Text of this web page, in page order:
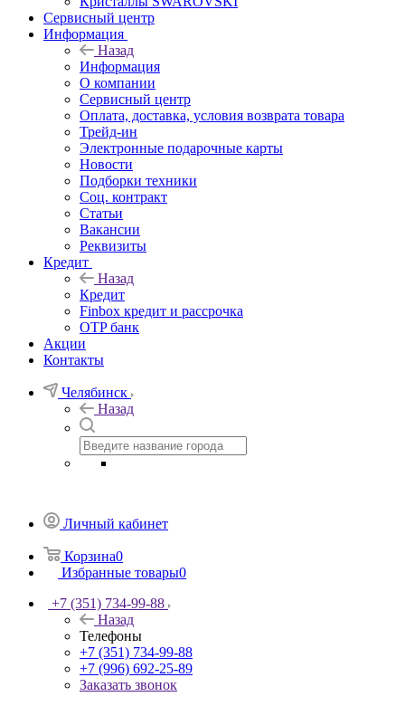
Сервисный центр
Информация
Назад
Информация
О компании
Сервисный центр
Оплата, доставка, условия возврата товара
Трейд-ин
Электронные подарочные карты
Новости
Подборки техники
Соц. контракт
Статьи
Вакансии
Реквизиты
Кредит
Назад
Кредит
Finbox кредит и рассрочка
OTP банк
Акции
Контакты
Челябинск
Назад
Личный кабинет
Корзина0
Избранные товары0
+7 (351) 734-99-88
Назад
Телефоны
+7 (351) 734-99-88
+7 (996) 692-25-89
Заказать звонок